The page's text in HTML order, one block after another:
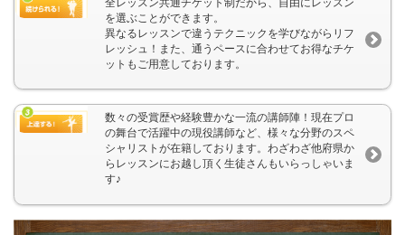
を選ぶことができます。
異なるレッスンで違うテクニックを学びながらリフ
レッシュ！また、通うペースに合わせてお得なチケ
ットもご用意しております。
数々の受賞歴や経験豊かな一流の講師陣！現在プロ
の舞台で活躍中の現役講師など、様々な分野のスペ
シャリストが在籍しております。わざわざ他府県か
らレッスンにお越し頂く生徒さんもいらっしゃいま
す♪